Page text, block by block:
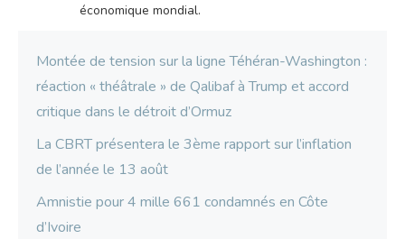
économique mondial.
Montée de tension sur la ligne Téhéran-Washington :
réaction « théâtrale » de Qalibaf à Trump et accord
critique dans le détroit d’Ormuz
La CBRT présentera le 3ème rapport sur l’inflation
de l’année le 13 août
Amnistie pour 4 mille 661 condamnés en Côte
d’Ivoire